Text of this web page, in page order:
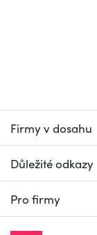
Firmy v dosahu
Důležité odkazy
Pro firmy